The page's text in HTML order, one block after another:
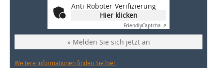
Anti-Roboter-Verifizierung
Hier klicken
FriendlyCaptcha ⇗
» Melden Sie sich jetzt an
Weitere Informationen finden Sie hier